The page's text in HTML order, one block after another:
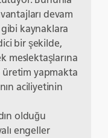
devam
kaynaklara
bir şekilde,
meslektaşlarına
üretim yapmakta
aciliyetinin
olduğu
engeller